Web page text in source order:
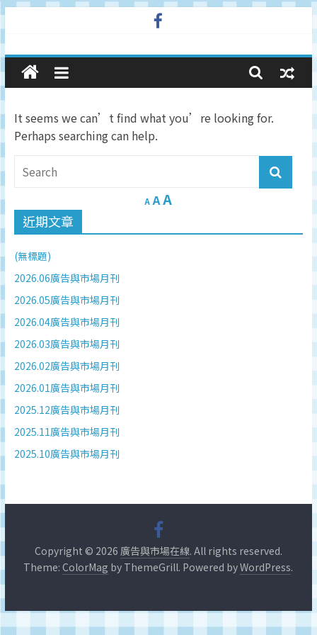
Skip
to
content
廣
告
與
市
場
在
線
深
度
究
品
牌、
銷
的
刊
媒
體
It seems we can’t find what you’re looking for.
Perhaps searching can help.
A AA
近期文章
(無標題)
2026.06廣告與市場月刊
2026.05廣告與市場月刊
2026.04廣告與市場月刊
2026.03廣告與市場月刊
2026.02廣告與市場月刊
2026.01廣告與市場月刊
2025.12廣告與市場月刊
2025.11廣告與市場月刊
2025.10廣告與市場月刊
Copyright © 2026 廣告與市場在線. All rights reserved.
Theme:ColorMag by ThemeGrill. Powered byWordPress.